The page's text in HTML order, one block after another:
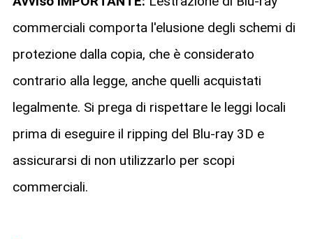
commerciali comporta l'elusione degli schemi di
protezione dalla copia, che è considerato
contrario alla legge, anche quelli acquistati
legalmente. Si prega di rispettare le leggi locali
prima di eseguire il ripping del Blu-ray 3D e
assicurarsi di non utilizzarlo per scopi
commerciali.